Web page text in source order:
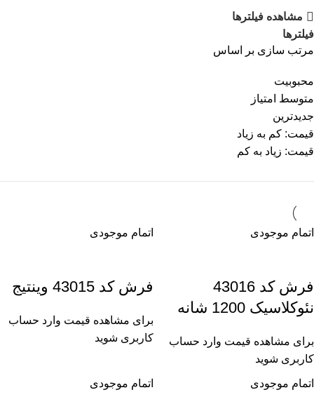
مشاهده فیلترها
فیلترها
مرتب سازی بر اساس
محبوبیت
متوسط امتیاز
جدیدترین
قیمت: کم به زیاد
قیمت: زیاد به کم
اتمام موجودی
فرش کد 43016
نئوکلاسیک 1200 شانه
برای مشاهده قیمت وارد حساب
کاربری شوید
اتمام موجودی
فرش کد 43015 وینتیج
برای مشاهده قیمت وارد حساب
کاربری شوید
اتمام موجودی اتمام موجودی